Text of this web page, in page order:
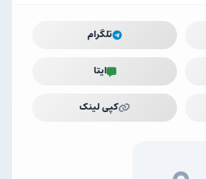
تلگرام
ایتا
کپی لینک